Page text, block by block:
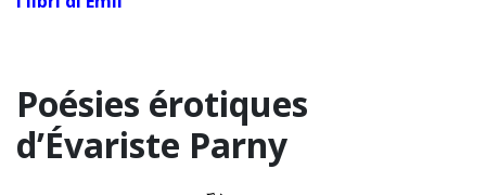
Poésies érotiques
d’Évariste Parny